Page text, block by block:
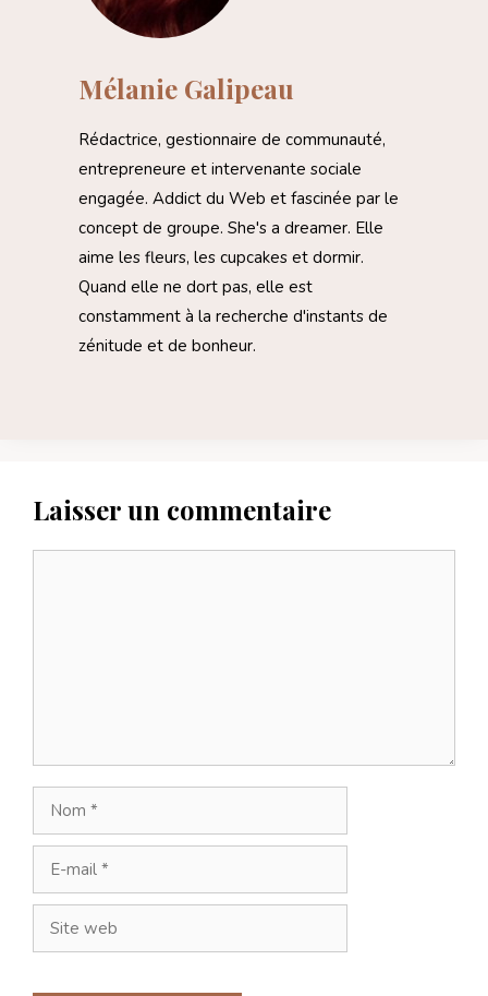
Mélanie Galipeau
Rédactrice, gestionnaire de communauté,
entrepreneure et intervenante sociale
engagée. Addict du Web et fascinée par le
concept de groupe. She's a dreamer. Elle
aime les fleurs, les cupcakes et dormir.
Quand elle ne dort pas, elle est
constamment à la recherche d'instants de
zénitude et de bonheur.
Laisser un commentaire
Nom
mail
Site
web